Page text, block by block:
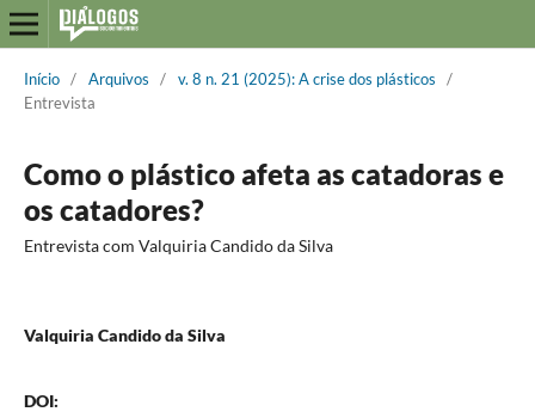
Início / Arquivos / v. 8 n. 21 (2025): A crise dos plásticos
/
Entrevista
Como o plástico afeta as catadoras e
os catadores?
Entrevista com Valquiria Candido da Silva
Valquiria Candido da Silva
DOI: